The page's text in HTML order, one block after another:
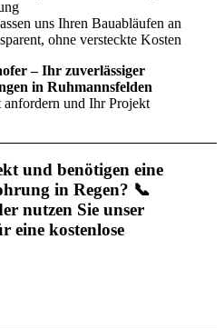
uns Ihren Bauabläufen an
ohne versteckte Kosten
– Ihr zuverlässiger
in Ruhmannsfelden
anfordern und Ihr Projekt
und benötigen eine
in Regen? 📞
nutzen Sie unser
kostenlose